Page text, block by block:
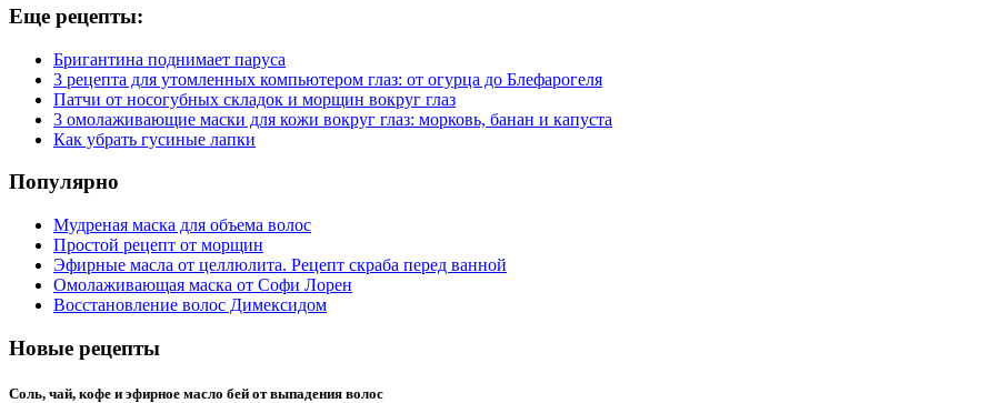
Еще рецепты:
Бригантина поднимает паруса
3 рецепта для утомленных компьютером глаз: от огурца до Блефарогеля
Патчи от носогубных складок и морщин вокруг глаз
3 омолаживающие маски для кожи вокруг глаз: морковь, банан и капуста
Как убрать гусиные лапки
Популярно
Мудреная маска для объема волос
Простой рецепт от морщин
Эфирные масла от целлюлита. Рецепт скраба перед ванной
Омолаживающая маска от Софи Лорен
Восстановление волос Димексидом
Новые рецепты
Соль, чай, кофе и эфирное масло бей от выпадения волос